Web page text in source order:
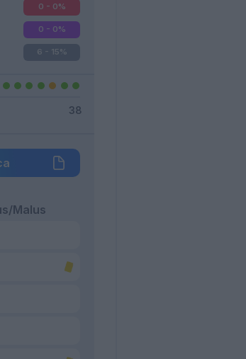
0 - 0%
0 - 0%
6 - 15%
Malus